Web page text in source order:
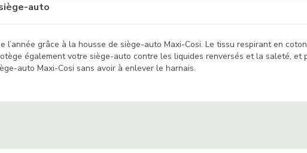
auto
grâce à la housse de siège-auto Maxi-Cosi. Le tissu respirant en
également votre siège-auto contre les liquides renversés et la saleté,
auto Maxi-Cosi sans avoir à enlever le harnais.